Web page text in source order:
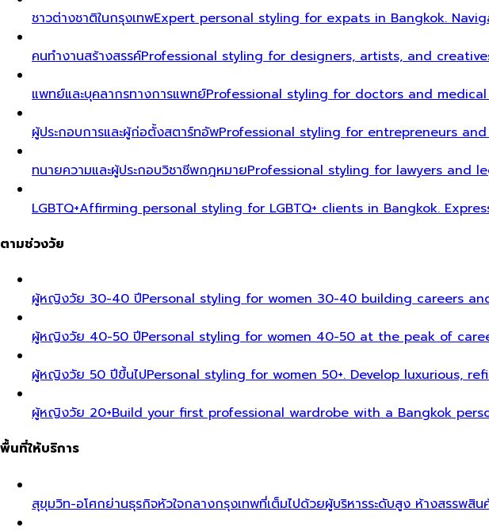
ชาวต่างชาติในกรุงเทพExpert personal styling for expats in Bangkok.
คนทำงานสร้างสรรค์Professional styling for designers, artists, and
แพทย์และบุคลากรทางการแพทย์Professional styling for doctors and
ผู้ประกอบการและผู้ก่อตั้งสตาร์ทอัพProfessional styling for entrepreneurs
ทนายความและผู้ประกอบวิชาชีพกฎหมายProfessional styling for lawyers and
LGBTQ+Affirming personal styling for LGBTQ+ clients in Bangkok.
ตามช่วงวัย
ผู้หญิงวัย 30-40 ปีPersonal styling for women 30-40 building careers
ผู้หญิงวัย 40-50 ปีPersonal styling for women 40-50 at the peak of
ผู้หญิงวัย 50 ปีขึ้นไปPersonal styling for women 50+. Develop luxurious,
ผู้หญิงวัย 20+Build your first professional wardrobe with a Bangkok
พื้นที่ให้บริการ
สุขุมวิท-อโศกย่านธุรกิจหัวใจกลางกรุงเทพที่เต็มไปด้วยผู้บริหารระดับสูง ห้างสรรพสิน